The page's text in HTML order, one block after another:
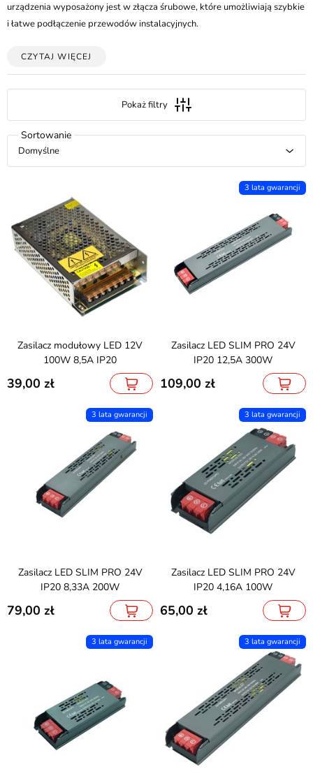
urządzenia wyposażony jest w złącza śrubowe, które umożliwiają szybkie
i łatwe podłączenie przewodów instalacyjnych.
CZYTAJ WIĘCEJ
Pokaż filtry
Domyślne
Zasilacz modułowy LED 12V
100W 8,5A IP20
39,00
3 lata gwarancji
Zasilacz LED SLIM PRO 24V
IP20 12,5A 300W
109,00
3 lata gwarancji
Zasilacz LED SLIM PRO 24V
IP20 8,33A 200W
79,00
3 lata gwarancji
Zasilacz LED SLIM PRO 24V
IP20 4,16A 100W
65,00
3 lata gwarancji 3 lata gwarancji